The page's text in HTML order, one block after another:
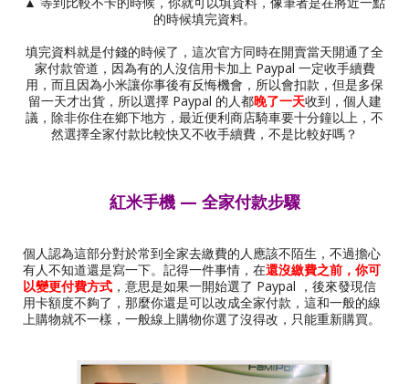
的時候填完資料。
填完資料就是付錢的時候了，這次官方同時在開賣當天開通了全
家付款管道，因為有的人沒信用卡加上 Paypal 一定收手續費
用，而且因為小米讓你事後有反悔機會，所以會扣款，但是多保
留一天才出貨，所以選擇 Paypal 的人都晚了一天收到，個人建
議，除非你住在鄉下地方，最近便利商店騎車要十分鐘以上，不
然選擇全家付款比較快又不收手續費，不是比較好嗎？
紅米手機 — 全家付款步驟
個人認為這部分對於常到全家去繳費的人應該不陌生，不過擔心
有人不知道還是寫一下。記得一件事情，在還沒繳費之前，你可
以變更付費方式 ，意思是如果一開始選了 Paypal ，後來發現信
用卡額度不夠了，那麼你還是可以改成全家付款，這和一般的線
上購物就不一樣，一般線上購物你選了沒得改，只能重新購買。